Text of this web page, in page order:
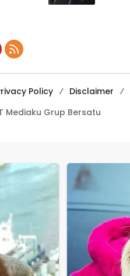
Policy Disclaimer
Mediaku Grup Bersatu